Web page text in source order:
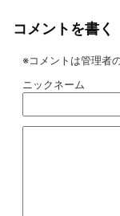
コメントを書く
※コメントは管理者
ニックネーム